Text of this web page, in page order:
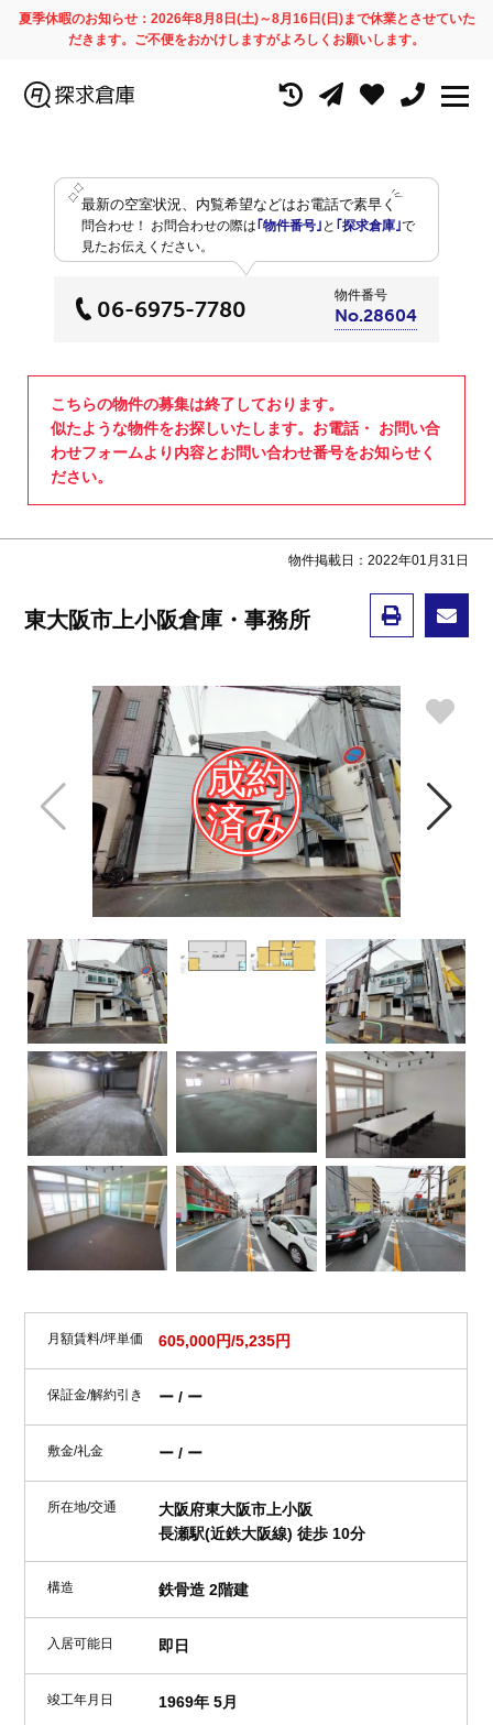
夏季休暇のお知らせ：2026年8月8日(土)～8月16日(日)まで休業とさせていた
だきます。ご不便をおかけしますがよろしくお願いします。
最新の空室状況、内覧希望などはお電話で素早く
問合わせ！ お問合わせの際は ｢物件番号｣ と ｢探求倉庫｣で
見たお伝えください。
06-6975-7780
物件番号
No.28604
こちらの物件の募集は終了しております。
似たような物件をお探しいたします。お電話・ お問い合
わせフォームより内容とお問い合わせ番号をお知らせく
ださい。
物件掲載日：2022年01月31日
東大阪市上小阪倉庫・事務所
月額賃料/坪単価 605,000円/5,235円
保証金/解約引き ー / ー
敷金/礼金 ー / ー
所在地/交通
大阪府東大阪市上小阪
長瀬駅(近鉄大阪線) 徒歩 10分
構造 鉄骨造 2階建
入居可能日 即日
竣工年月日 1969年 5月